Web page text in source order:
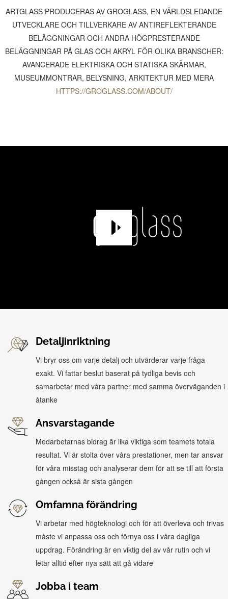
ARTGLASS PRODUCERAS AV GROGLASS, EN VÄRLDSLEDANDE
UTVECKLARE OCH TILLVERKARE AV ANTIREFLEKTERANDE
BELÄGGNINGAR OCH ANDRA HÖGPRESTERANDE
BELÄGGNINGAR PÅ GLAS OCH AKRYL FÖR OLIKA BRANSCHER:
AVANCERADE ELEKTRISKA OCH STATISKA SKÄRMAR,
MUSEUMMONTRAR, BELYSNING, ARKITEKTUR MED MERA
HTTPS://GROGLASS.COM/ABOUT/
Detaljinriktning
Vi bryr oss om varje detalj och utvärderar varje fråga
exakt. Vi fattar beslut baserat på tydliga bevis och
samarbetar med våra partner med samma överväganden i
åtanke
Ansvarstagande
Medarbetarnas bidrag är lika viktiga som teamets totala
resultat. Vi är stolta över våra prestationer, men tar ansvar
för våra misstag och analyserar dem för att se till att första
gången också är sista gången
Omfamna förändring
Vi arbetar med högteknologi och för att överleva och trivas
måste vi anpassa oss och förnya oss i våra dagliga
uppdrag. Förändring är en viktig del av vår rutin och vi
letar alltid efter nya sätt att gå vidare
Jobba i team